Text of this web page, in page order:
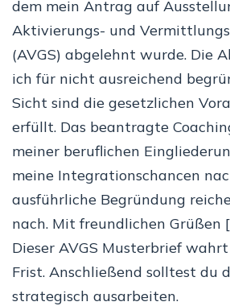
dem mein Antrag auf
Aktivierungs- und
(AVGS) abgelehnt wurde. Die
ich für nicht ausreichend
Sicht sind die gesetzlichen
erfüllt. Das beantragte
meiner beruflichen
meine Integrationschancen
ausführliche Begründung
nach. Mit freundlichen Grüßen
Dieser AVGS Musterbrief
Frist. Anschließend solltest du
strategisch ausarbeiten.